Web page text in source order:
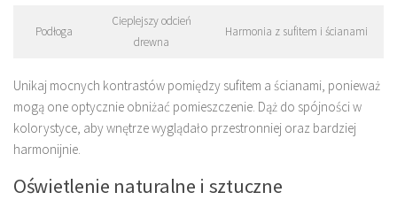
Podłoga
Cieplejszy odcień
drewna
Harmonia z sufitem i ścianami
Unikaj mocnych kontrastów pomiędzy sufitem a ścianami, ponieważ
mogą one optycznie obniżać pomieszczenie. Dąż do spójności w
kolorystyce, aby wnętrze wyglądało przestronniej oraz bardziej
harmonijnie.
Oświetlenie naturalne i sztuczne